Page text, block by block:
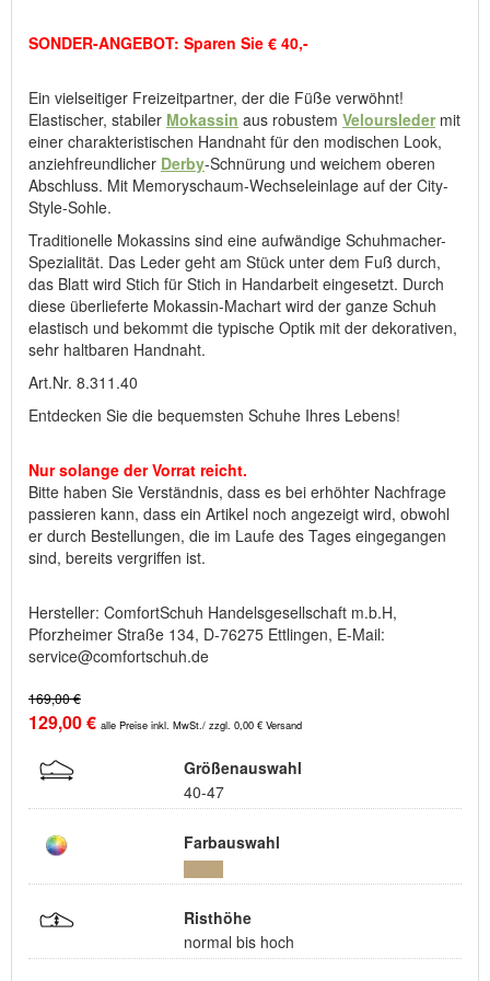
passieren kann, dass ein Artikel noch angezeigt wird, obwohl er
Hersteller: ComfortSchuh Handelsgesellschaft m.b.H, Pforzheimer
Straße 134, D-76275 Ettlingen, E-Mail: service@comfortschuh.de
SONDER-ANGEBOT: Sparen Sie € 40,-
Ein vielseitiger Freizeitpartner, der die Füße verwöhnt!
Elastischer, stabiler Mokassin aus robustem Veloursledermit
einer charakteristischen Handnaht für den modischen Look,
anziehfreundlicher Derby-Schnürung und weichem oberen
Abschluss. Mit Memoryschaum-Wechseleinlage auf der City-
Style-Sohle.
Traditionelle Mokassins sind eine aufwändige Schuhmacher-
Spezialität. Das Leder geht am Stück unter dem Fuß durch,
das Blatt wird Stich für Stich in Handarbeit eingesetzt. Durch
diese überlieferte Mokassin-Machart wird der ganze Schuh
elastisch und bekommt die typische Optik mit der dekorativen,
sehr haltbaren Handnaht.
Art.Nr. 8.311.40
Entdecken Sie die bequemsten Schuhe Ihres Lebens!
Nur solange der Vorrat reicht.
Bitte haben Sie Verständnis, dass es bei erhöhter Nachfrage
passieren kann, dass ein Artikel noch angezeigt wird, obwohl
er durch Bestellungen, die im Laufe des Tages eingegangen
sind, bereits vergriffen ist.
Hersteller: ComfortSchuh Handelsgesellschaft m.b.H,
Pforzheimer Straße 134, D-76275 Ettlingen, E-Mail:
service@comfortschuh.de
169,00 €
129,00 € alle Preise inkl. MwSt./ zzgl. 0,00 € Versand
Größenauswahl
40-47
Farbauswahl
Risthöhe
normal bis hoch